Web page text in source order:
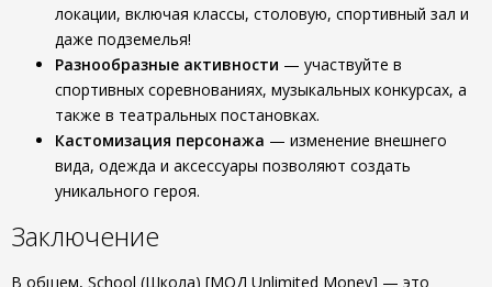
локации, включая классы, столовую, спортивный зал и
даже подземелья!
Разнообразные активности — участвуйте в
спортивных соревнованиях, музыкальных конкурсах, а
также в театральных постановках.
Кастомизация персонажа — изменение внешнего
вида, одежда и аксессуары позволяют создать
уникального героя.
Заключение
В общем, School (Школа) [МОД Unlimited Money] — это